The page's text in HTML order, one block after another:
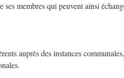
ses membres qui peuvent ainsi
auprès des instances